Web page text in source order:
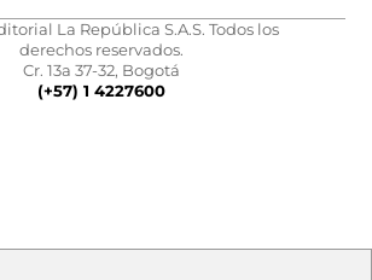
La República S.A.S. Todos los
derechos reservados.
Cr. 13a 37-32, Bogotá
(+57) 1 4227600